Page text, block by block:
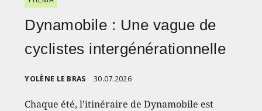
Dynamobile : Une vague de
cyclistes intergénérationnelle
YOLÈNE LE BRAS 30.07.2026
Chaque été, l’itinéraire de Dynamobile est